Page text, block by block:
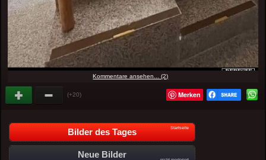
Kommentare ansehen... (2)
(+20) Merken
Bilder des Tages Startseite
Neue Bilder